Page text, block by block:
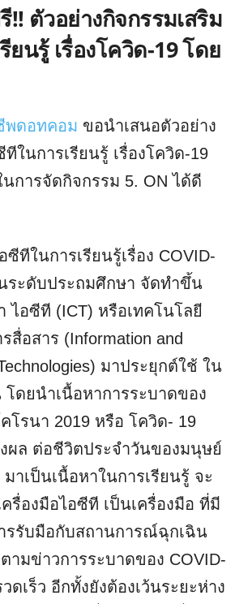
ตัวอย่างกิจกรรมเสริม
ยนรู้ เรื่องโควิด-19 โดย
พดอทคอม ขอนำเสนอตัวอย่าง
ในการเรียนรู้ เรื่องโควิด-19
การจัดกิจกรรม 5. ON ได้ดี
ซีทีในการเรียนรู้เรื่อง COVID-
ระดับประถมศึกษา จัดทําขึ้น
ไอซีที (ICT) หรือเทคโนโลยี
สื่อสาร (Information and
มาประยุกต์ใช้ ใน
โดยนําเนื้อหาการระบาดของ
โรนา 2019 หรือ โควิด- 19
ผล ต่อชีวิตประจําวันของมนุษย์
าเป็นเนื้อหาในการเรียนรู้ จะ
รื่องมือไอซีที เป็นเครื่องมือ ที่มี
รรับมือกับสถานการณ์ฉุกเฉิน
ามข่าวการระบาดของ COVID-
ดเร็ว อีกทั้งยังต้องเว้นระยะห่าง